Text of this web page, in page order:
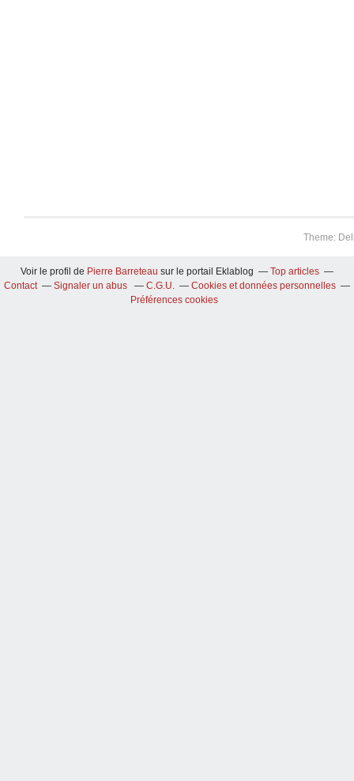
Theme:
Voir le profil de Pierre Barreteau sur le portail Eklablog
Top articles
Contact
Signaler un abus C.G.U.
Cookies et données personnelles
Préférences cookies